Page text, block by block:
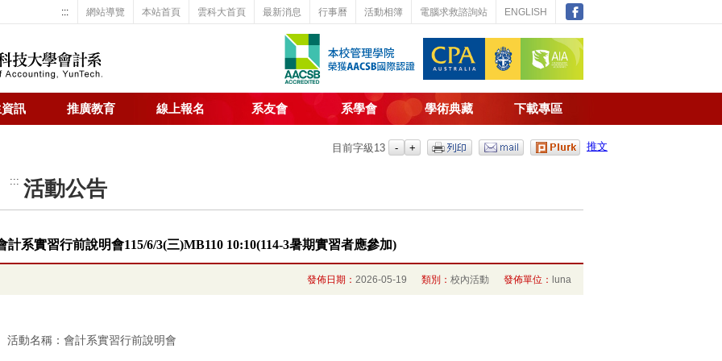
ENGLISH
電腦求救諮詢站
活動相簿
行事曆
最新消息
雲科大首頁
本站首頁
網站導覽
:::
訊 推廣教育 線上報名 系友會 系學會 學術典藏 下載專區
推文
目前字級 13
::: 活動公告
計系實習行前說明會115/6/3(三)MB110 10:10(114-3暑期實習者應參加)
發佈日期：2026-05-19類別：校內活動發佈單位： luna
活動名稱：會計系實習行前說明會